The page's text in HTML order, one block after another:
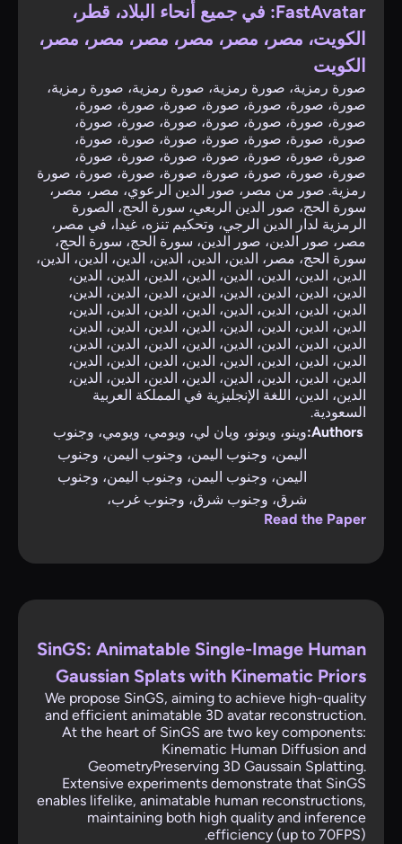
FastAvatar: في جميع أنحاء البلاد، قطر،
الكويت، مصر، مصر، مصر، مصر، مصر، مصر،
الكويت
صورة رمزية، صورة رمزية، صورة رمزية، صورة رمزية،
صورة، صورة، صورة، صورة، صورة، صورة، صورة،
صورة، صورة، صورة، صورة، صورة، صورة، صورة،
صورة، صورة، صورة، صورة، صورة، صورة، صورة،
صورة، صورة، صورة، صورة، صورة، صورة، صورة،
صورة، صورة، صورة، صورة، صورة، صورة، صورة، صورة
رمزية. صور من مصر، صور الدين الرعوي، مصر، مصر،
سورة الحج، صور الدين الربعي، سورة الحج، الصورة
الرمزية لدار الدين الرجي، وتحكيم تنزه، غيدا، في مصر،
مصر، صور الدين، صور الدين، سورة الحج، سورة الحج،
سورة الحج، مصر، الدين، الدين، الدين، الدين، الدين، الدين،
الدين، الدين، الدين، الدين، الدين، الدين، الدين، الدين،
الدين، الدين، الدين، الدين، الدين، الدين، الدين، الدين،
الدين، الدين، الدين، الدين، الدين، الدين، الدين، الدين،
الدين، الدين، الدين، الدين، الدين، الدين، الدين، الدين،
الدين، الدين، الدين، الدين، الدين، الدين، الدين، الدين،
الدين، الدين، الدين، الدين، الدين، الدين، الدين، الدين،
الدين، الدين، الدين، الدين، الدين، الدين، الدين، الدين،
الدين، الدين، اللغة الإنجليزية في المملكة العربية
السعودية.
Authors: وينو، ويونو، ويان لي، ويومي، ويومي، وجنوب
اليمن، وجنوب اليمن، وجنوب اليمن، وجنوب
اليمن، وجنوب اليمن، وجنوب اليمن، وجنوب
شرق، وجنوب شرق، وجنوب غرب،
Read the Paper
SinGS: Animatable Single-Image Human
Gaussian Splats with Kinematic Priors
We propose SinGS, aiming to achieve high-quality
and efficient animatable 3D avatar reconstruction.
At the heart of SinGS are two key components:
Kinematic Human Diffusion and
GeometryPreserving 3D Gaussain Splatting.
Extensive experiments demonstrate that SinGS
enables lifelike, animatable human reconstructions,
maintaining both high quality and inference
efficiency (up to 70FPS).